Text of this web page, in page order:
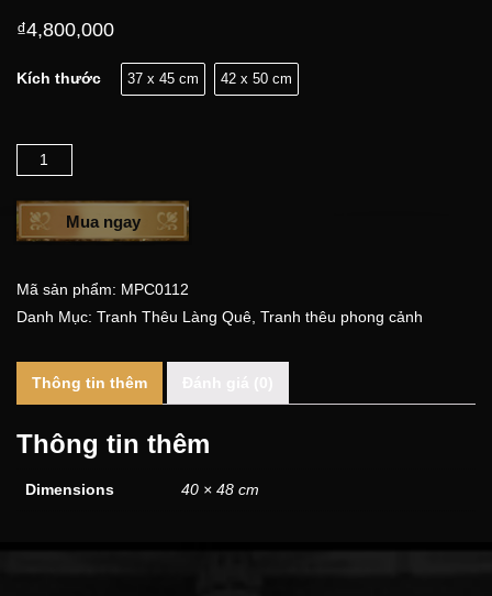
₫4,800,000
Kích thước 37 x 45 cm 42 x 50 cm
Số lượng
Mua ngay
Mã sản phẩm: MPC0112
Danh Mục: Tranh Thêu Làng Quê Tranh thêu phong cảnh
Thông tin thêm
Thông tin thêm
Dimensions 40 × 48 cm